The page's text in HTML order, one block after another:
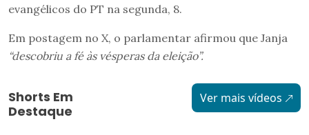
evangélicos do PT na segunda, 8.
Em postagem no X, o parlamentar afirmou que Janja
“descobriu a fé às vésperas da eleição”.
Shorts Em
Destaque
Ver mais vídeos